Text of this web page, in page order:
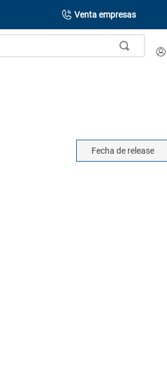
Venta empresas
Fecha de release